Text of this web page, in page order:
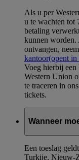
Als u per
u te wachten tot
betaling
kunnen worden.
ontvangen,
kantoor(opent in
Voeg hierbij een
Western Union
te traceren in
tickets.
Wanneer
Een toeslag
Turkije, Nieuw-